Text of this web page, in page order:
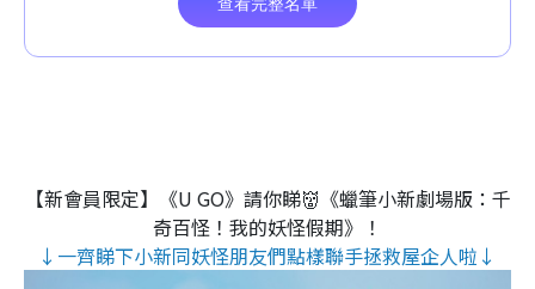
【新會員限定】《U GO》請你睇👹《蠟筆小新劇場版：千
奇百怪！我的妖怪假期》！
↓一齊睇下小新同妖怪朋友們點樣聯手拯救屋企人啦↓